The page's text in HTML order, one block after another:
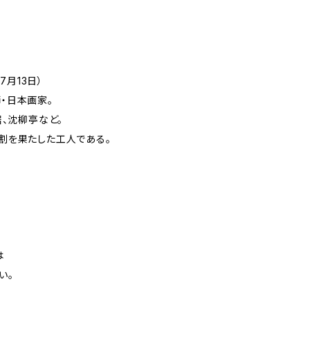
13日）
日本画家。
沈柳亭など。
を果たした工人である。
。